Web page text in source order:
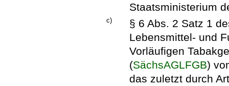
Staatsministerium
c)
§ 6 Abs. 2 Satz 1
Lebensmittel- und
Vorläufigen
(SächsAGLFGB)
das zuletzt durch